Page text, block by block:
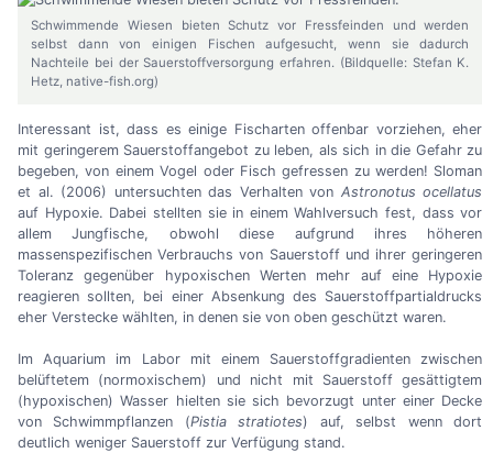
Schwimmende Wiesen bieten Schutz vor Fressfeinden und werden
selbst dann von einigen Fischen aufgesucht, wenn sie dadurch
Nachteile bei der Sauerstoffversorgung erfahren. (Bildquelle: Stefan K.
Hetz, native-fish.org)
Interessant ist, dass es einige Fischarten offenbar vorziehen, eher
mit geringerem Sauerstoffangebot zu leben, als sich in die Gefahr zu
begeben, von einem Vogel oder Fisch gefressen zu werden! Sloman
et al. (2006) untersuchten das Verhalten von Astronotus ocellatus
auf Hypoxie. Dabei stellten sie in einem Wahlversuch fest, dass vor
allem Jungfische, obwohl diese aufgrund ihres höheren
massenspezifischen Verbrauchs von Sauerstoff und ihrer geringeren
Toleranz gegenüber hypoxischen Werten mehr auf eine Hypoxie
reagieren sollten, bei einer Absenkung des Sauerstoffpartialdrucks
eher Verstecke wählten, in denen sie von oben geschützt waren.
Im Aquarium im Labor mit einem Sauerstoffgradienten zwischen
belüftetem (normoxischem) und nicht mit Sauerstoff gesättigtem
(hypoxischen) Wasser hielten sie sich bevorzugt unter einer Decke
von Schwimmpflanzen (Pistia stratiotes) auf, selbst wenn dort
deutlich weniger Sauerstoff zur Verfügung stand.